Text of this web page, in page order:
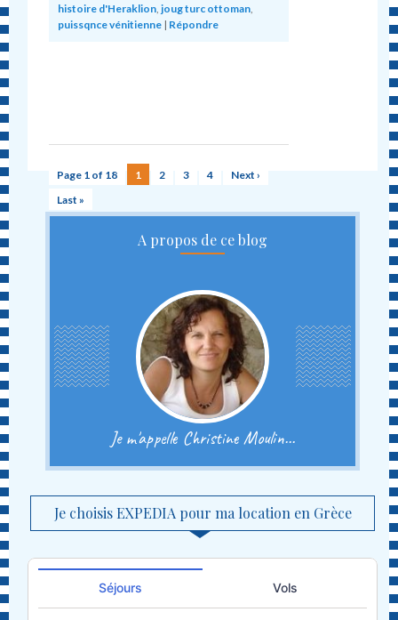
histoire d'Heraklion ,joug turc ottoman
puissqnce vénitienne | Répondre
Page 1 of 18 1 2 3 4
Next ›
Last »
A propos de ce blog
Je m'appelle Christine Moulin...
Je choisis EXPEDIA pour ma location en Grèce